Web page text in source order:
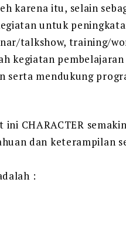
karena itu, selain
untuk
talkshow, training/
kegiatan
mendukung
CHARACTER
dan keterampilan
: